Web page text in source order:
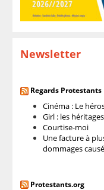
Newsletter
Regards Protestants
Cinéma : Le
Girl : les
Courtise-moi
Une facture à
dommages
Protestants.org